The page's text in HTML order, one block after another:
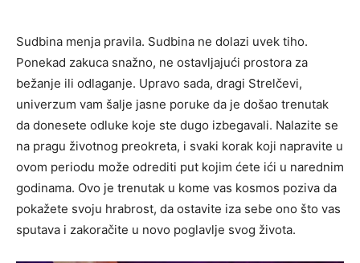
Sudbina menja pravila. Sudbina ne dolazi uvek tiho.
Ponekad zakuca snažno, ne ostavljajući prostora za
bežanje ili odlaganje. Upravo sada, dragi Strelčevi,
univerzum vam šalje jasne poruke da je došao trenutak
da donesete odluke koje ste dugo izbegavali. Nalazite se
na pragu životnog preokreta, i svaki korak koji napravite u
ovom periodu može odrediti put kojim ćete ići u narednim
godinama. Ovo je trenutak u kome vas kosmos poziva da
pokažete svoju hrabrost, da ostavite iza sebe ono što vas
sputava i zakoračite u novo poglavlje svog života.